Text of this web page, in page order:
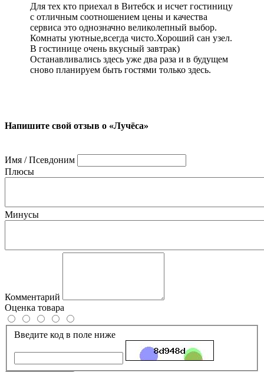
Для тех кто приехал в Витебск и исчет гостиницу
с отличным соотношением цены и качества
сервиса это однозначно великолепный выбор.
Комнаты уютные,всегда чисто.Хороший сан узел.
В гостинице очень вкусный завтрак)
Останавливались здесь уже два раза и в будущем
сново планируем быть гостями только здесь.
Напишите свой отзыв о «Лучёса»
Имя / Псевдоним
Плюсы
Минусы
Комментарий
Оценка товара
Введите код в поле ниже